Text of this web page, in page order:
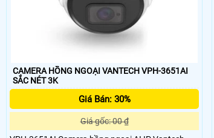
CAMERA HỒNG NGOẠI VANTECH VPH-3651AI
SẮC NÉT 3K
Giá Bán: 30%
Giá gốc: 00 ₫